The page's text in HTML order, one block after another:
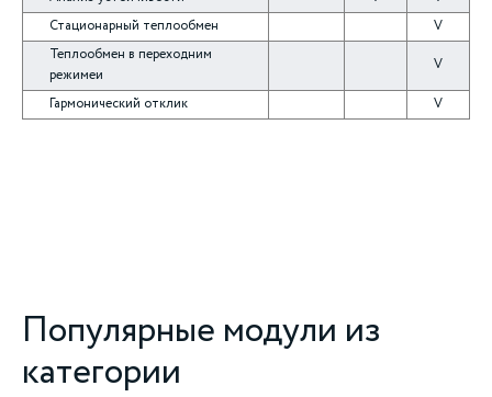
Стационарный теплообмен V
Теплообмен в переходним
режимеи
V
Гармонический отклик V
Популярные модули из
категории